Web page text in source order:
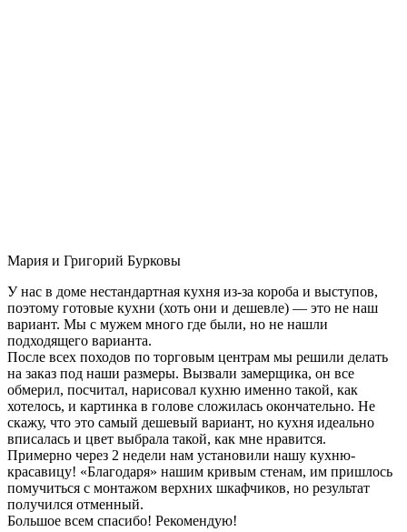
Мария и Григорий Бурковы
У нас в доме нестандартная кухня из-за короба и выступов,
поэтому готовые кухни (хоть они и дешевле) — это не наш
вариант. Мы с мужем много где были, но не нашли
подходящего варианта.
После всех походов по торговым центрам мы решили делать
на заказ под наши размеры. Вызвали замерщика, он все
обмерил, посчитал, нарисовал кухню именно такой, как
хотелось, и картинка в голове сложилась окончательно. Не
скажу, что это самый дешевый вариант, но кухня идеально
вписалась и цвет выбрала такой, как мне нравится.
Примерно через 2 недели нам установили нашу кухню-
красавицу! «Благодаря» нашим кривым стенам, им пришлось
помучиться с монтажом верхних шкафчиков, но результат
получился отменный.
Большое всем спасибо! Рекомендую!